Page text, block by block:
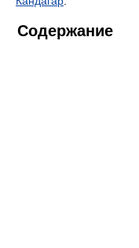
Содержание